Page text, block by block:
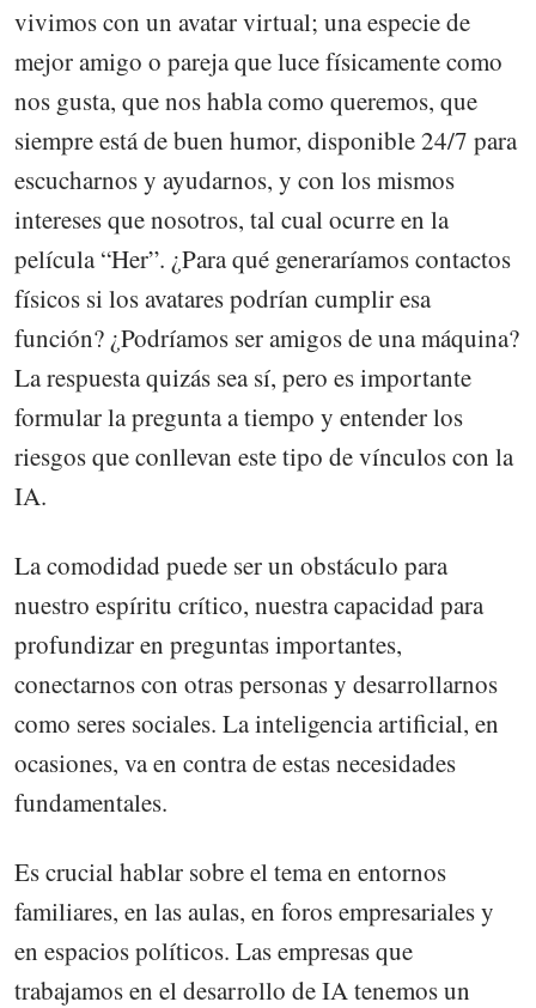
vivimos con un avatar virtual; una especie de
mejor amigo o pareja que luce físicamente como
nos gusta, que nos habla como queremos, que
siempre está de buen humor, disponible 24/7 para
escucharnos y ayudarnos, y con los mismos
intereses que nosotros, tal cual ocurre en la
película “Her”. ¿Para qué generaríamos contactos
físicos si los avatares podrían cumplir esa
función? ¿Podríamos ser amigos de una máquina?
La respuesta quizás sea sí, pero es importante
formular la pregunta a tiempo y entender los
riesgos que conllevan este tipo de vínculos con la
IA.
La comodidad puede ser un obstáculo para
nuestro espíritu crítico, nuestra capacidad para
profundizar en preguntas importantes,
conectarnos con otras personas y desarrollarnos
como seres sociales. La inteligencia artificial, en
ocasiones, va en contra de estas necesidades
fundamentales.
Es crucial hablar sobre el tema en entornos
familiares, en las aulas, en foros empresariales y
en espacios políticos. Las empresas que
trabajamos en el desarrollo de IA tenemos un